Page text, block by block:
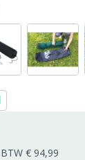
€ 94,99